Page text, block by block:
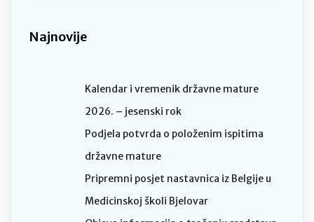
Najnovije
Kalendar i vremenik državne mature
2026. – jesenski rok
Podjela potvrda o položenim ispitima
državne mature
Pripremni posjet nastavnica iz Belgije u
Medicinskoj školi Bjelovar